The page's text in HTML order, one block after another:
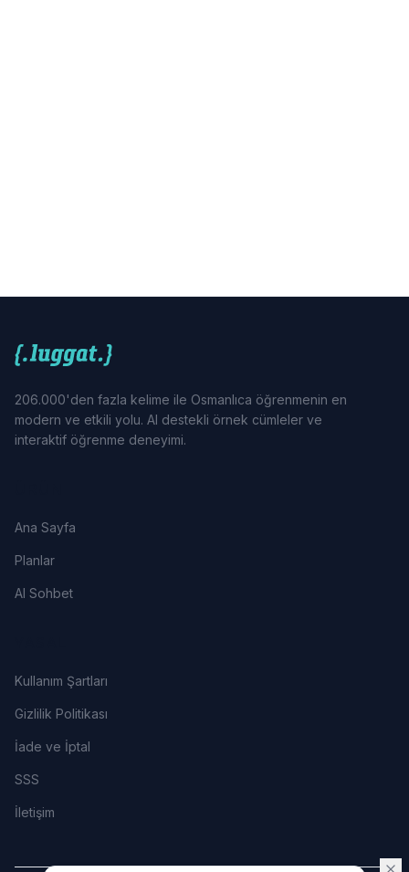
206.000'den fazla kelime ile Osmanlıca öğrenmenin en
modern ve etkili yolu. AI destekli örnek cümleler ve
interaktif öğrenme deneyimi.
Ana Sayfa
Planlar
AI Sohbet
Kullanım Şartları
Gizlilik Politikası
İade ve İptal
SSS
İletişim